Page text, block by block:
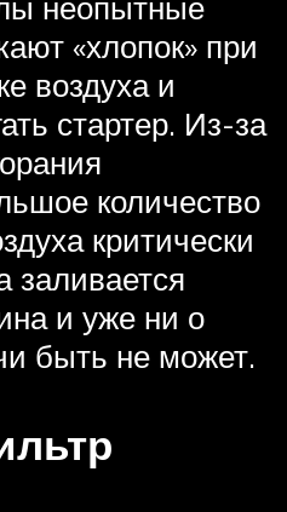
«хлопок» при
воздуха и
стартер. Из-за
количество
критически
заливается
и уже ни о
быть не может.